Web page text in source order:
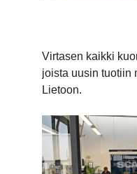
Virtasen kaikki
joista uusin tuotiin
Lietoon.